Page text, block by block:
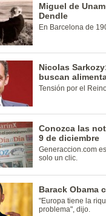
Miguel de
Dendle
En Barcelona de
Nicolas
buscan
Tensión por el
Conozca las
9 de diciembre
Generaccion.com
solo un clic.
Barack Obama
"Europa tiene la
problema", dijo.